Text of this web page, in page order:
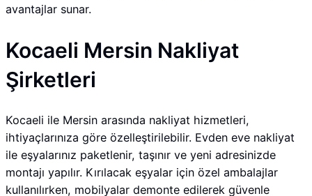
avantajlar sunar.
Kocaeli Mersin Nakliyat
Şirketleri
Kocaeli ile Mersin arasında nakliyat hizmetleri,
ihtiyaçlarınıza göre özelleştirilebilir. Evden eve nakliyat
ile eşyalarınız paketlenir, taşınır ve yeni adresinizde
montajı yapılır. Kırılacak eşyalar için özel ambalajlar
kullanılırken, mobilyalar demonte edilerek güvenle